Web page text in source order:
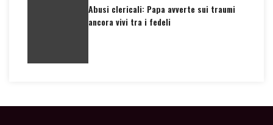
Abusi clericali: Papa avverte sui traumi
ancora vivi tra i fedeli